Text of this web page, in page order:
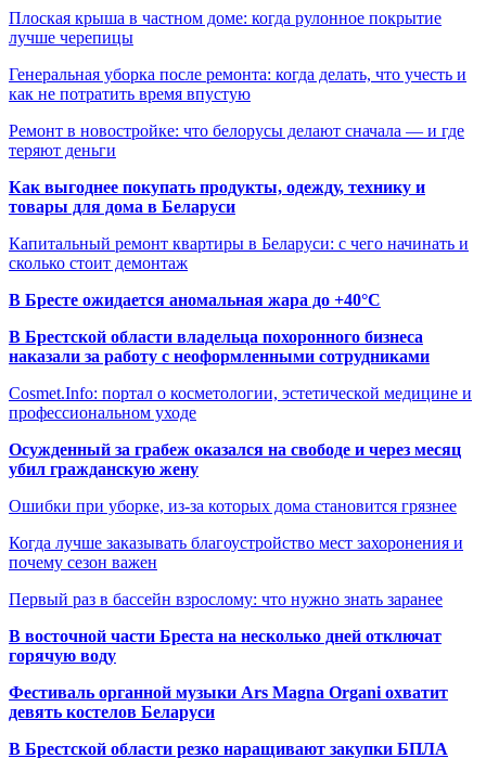
Плоская крыша в частном доме: когда рулонное покрытие
лучше черепицы
Генеральная уборка после ремонта: когда делать, что учесть и
как не потратить время впустую
Ремонт в новостройке: что белорусы делают сначала — и где
теряют деньги
Как выгоднее покупать продукты, одежду, технику и
товары для дома в Беларуси
Капитальный ремонт квартиры в Беларуси: с чего начинать и
сколько стоит демонтаж
В Бресте ожидается аномальная жара до +40°C
В Брестской области владельца похоронного бизнеса
наказали за работу с неоформленными сотрудниками
Cosmet.Info: портал о косметологии, эстетической медицине и
профессиональном уходе
Осужденный за грабеж оказался на свободе и через месяц
убил гражданскую жену
Ошибки при уборке, из-за которых дома становится грязнее
Когда лучше заказывать благоустройство мест захоронения и
почему сезон важен
Первый раз в бассейн взрослому: что нужно знать заранее
В восточной части Бреста на несколько дней отключат
горячую воду
Фестиваль органной музыки Ars Magna Organi охватит
девять костелов Беларуси
В Брестской области резко наращивают закупки БПЛА